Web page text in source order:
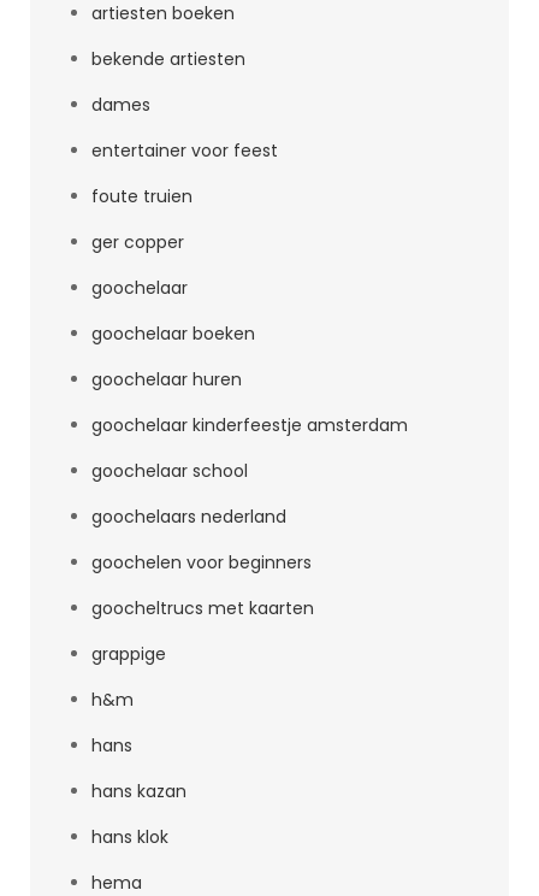
artiesten boeken
bekende artiesten
dames
entertainer voor feest
foute truien
ger copper
goochelaar
goochelaar boeken
goochelaar huren
goochelaar kinderfeestje amsterdam
goochelaar school
goochelaars nederland
goochelen voor beginners
goocheltrucs met kaarten
grappige
h&m
hans
hans kazan
hans klok
hema